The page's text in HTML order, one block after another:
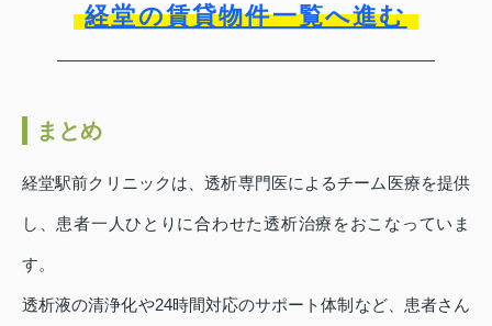
経堂の賃貸物件一覧へ進む
まとめ
経堂駅前クリニックは、透析専門医によるチーム医療を提供
し、患者一人ひとりに合わせた透析治療をおこなっていま
す。
透析液の清浄化や24時間対応のサポート体制など、患者さん